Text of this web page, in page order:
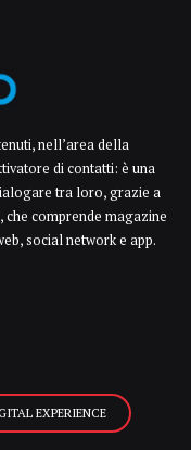
nell’area della
di contatti: è una
tra loro, grazie a
comprende magazine
social network e app.
EXPERIENCE